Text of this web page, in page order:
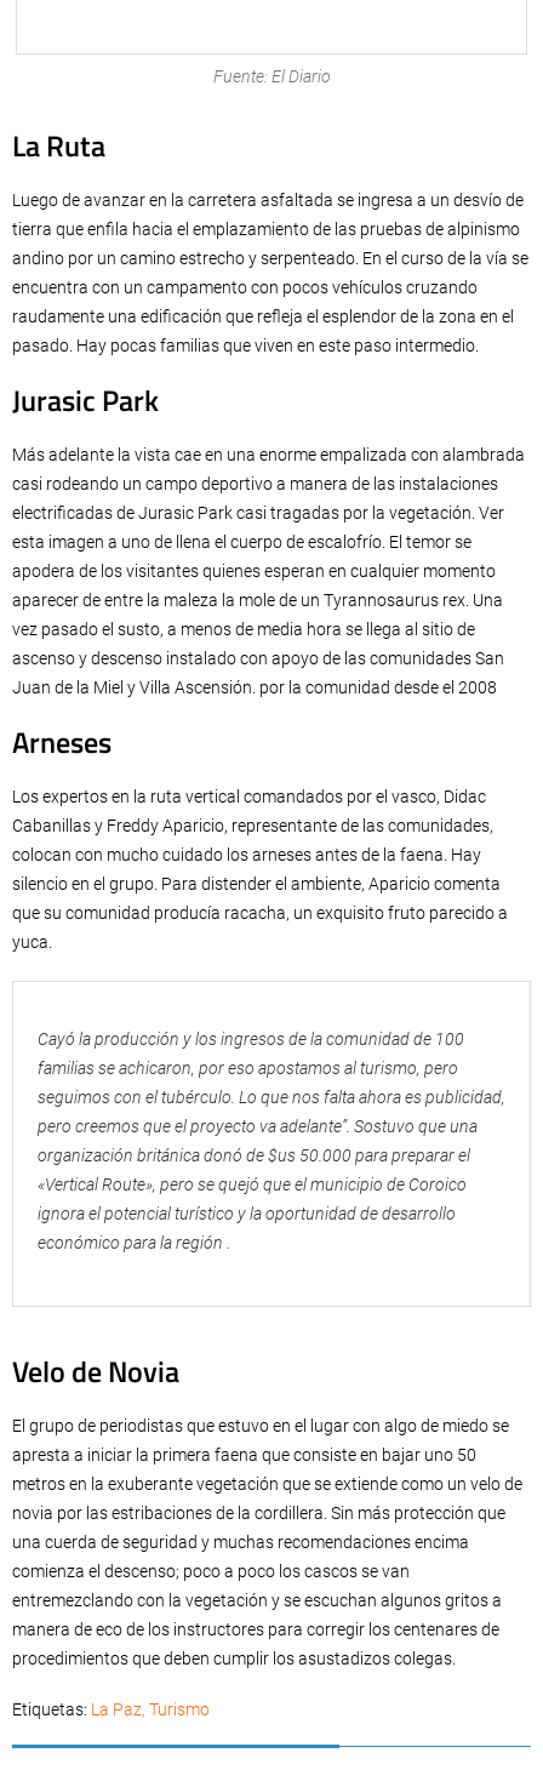
Fuente: El Diario
La Ruta
Luego de avanzar en la carretera asfaltada se ingresa a un desvío de
tierra que enfila hacia el emplazamiento de las pruebas de alpinismo
andino por un camino estrecho y serpenteado. En el curso de la vía se
encuentra con un campamento con pocos vehículos cruzando
raudamente una edificación que refleja el esplendor de la zona en el
pasado. Hay pocas familias que viven en este paso intermedio.
Jurasic Park
Más adelante la vista cae en una enorme empalizada con alambrada
casi rodeando un campo deportivo a manera de las instalaciones
electrificadas de Jurasic Park casi tragadas por la vegetación. Ver
esta imagen a uno de llena el cuerpo de escalofrío. El temor se
apodera de los visitantes quienes esperan en cualquier momento
aparecer de entre la maleza la mole de un Tyrannosaurus rex. Una
vez pasado el susto, a menos de media hora se llega al sitio de
ascenso y descenso instalado con apoyo de las comunidades San
Juan de la Miel y Villa Ascensión. por la comunidad desde el 2008
Arneses
Los expertos en la ruta vertical comandados por el vasco, Didac
Cabanillas y Freddy Aparicio, representante de las comunidades,
colocan con mucho cuidado los arneses antes de la faena. Hay
silencio en el grupo. Para distender el ambiente, Aparicio comenta
que su comunidad producía racacha, un exquisito fruto parecido a
yuca.
Cayó la producción y los ingresos de la comunidad de 100
familias se achicaron, por eso apostamos al turismo, pero
seguimos con el tubérculo. Lo que nos falta ahora es publicidad,
pero creemos que el proyecto va adelante”. Sostuvo que una
organización británica donó de $us 50.000 para preparar el
«Vertical Route», pero se quejó que el municipio de Coroico
ignora el potencial turístico y la oportunidad de desarrollo
económico para la región .
Velo de Novia
El grupo de periodistas que estuvo en el lugar con algo de miedo se
apresta a iniciar la primera faena que consiste en bajar uno 50
metros en la exuberante vegetación que se extiende como un velo de
novia por las estribaciones de la cordillera. Sin más protección que
una cuerda de seguridad y muchas recomendaciones encima
comienza el descenso; poco a poco los cascos se van
entremezclando con la vegetación y se escuchan algunos gritos a
manera de eco de los instructores para corregir los centenares de
procedimientos que deben cumplir los asustadizos colegas.
Etiquetas: La Paz, Turismo